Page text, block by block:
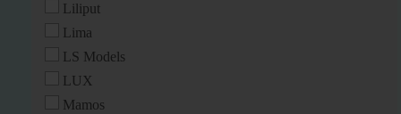
Liliput
Lima
LS Models
LUX
Mamos